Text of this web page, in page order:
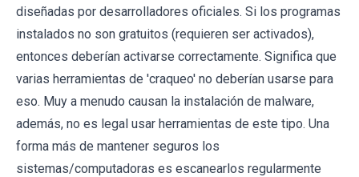
diseñadas por desarrolladores oficiales. Si los programas
instalados no son gratuitos (requieren ser activados),
entonces deberían activarse correctamente. Significa que
varias herramientas de 'craqueo' no deberían usarse para
eso. Muy a menudo causan la instalación de malware,
además, no es legal usar herramientas de este tipo. Una
forma más de mantener seguros los
sistemas/computadoras es escanearlos regularmente